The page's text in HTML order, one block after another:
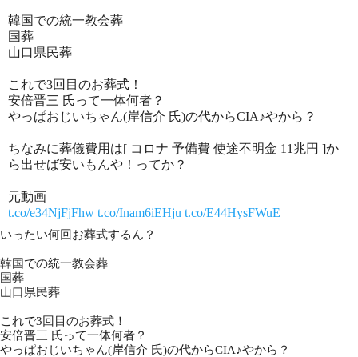
韓国での統一教会葬
国葬
山口県民葬
これで3回目のお葬式！
安倍晋三 氏って一体何者？
やっぱおじいちゃん(岸信介 氏)の代からCIA♪やから？
ちなみに葬儀費用は[ コロナ 予備費 使途不明金 11兆円 ]か
ら出せば安いもんや！ってか？
元動画
t.co/e34NjFjFhw t.co/Inam6iEHju t.co/E44HysFWuE
いったい何回お葬式するん？
韓国での統一教会葬
国葬
山口県民葬
これで3回目のお葬式！
安倍晋三 氏って一体何者？
やっぱおじいちゃん(岸信介 氏)の代からCIA♪やから？